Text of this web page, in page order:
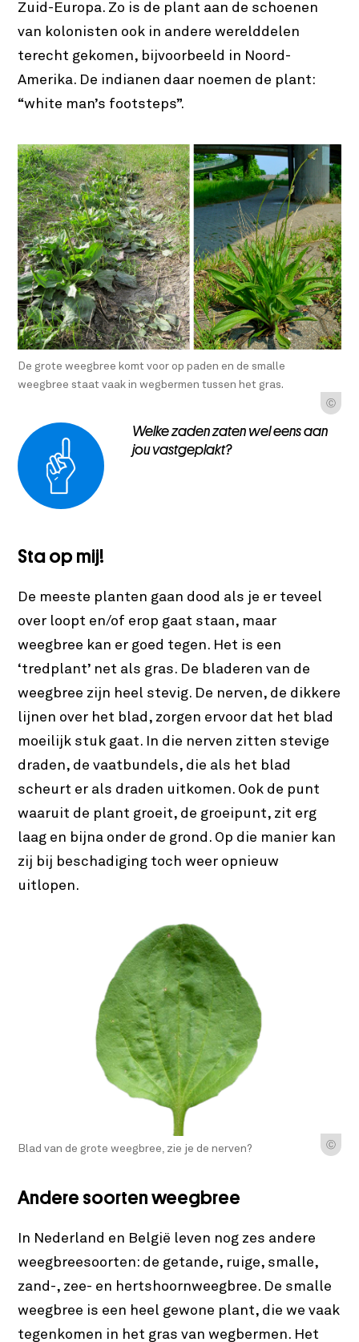
Zuid-Europa. Zo is de plant aan de schoenen
van kolonisten ook in andere werelddelen
terecht gekomen, bijvoorbeeld in Noord-
Amerika. De indianen daar noemen de plant:
“white man’s footsteps”.
De grote weegbree komt voor op paden en de smalle
weegbree staat vaak in wegbermen tussen het gras.
Ⓒ
Welke zaden zaten wel eens aan
jou vastgeplakt?
Sta op mij!
De meeste planten gaan dood als je er teveel
over loopt en/of erop gaat staan, maar
weegbree kan er goed tegen. Het is een
‘tredplant’ net als gras. De bladeren van de
weegbree zijn heel stevig. De nerven, de dikkere
lijnen over het blad, zorgen ervoor dat het blad
moeilijk stuk gaat. In die nerven zitten stevige
draden, de vaatbundels, die als het blad
scheurt er als draden uitkomen. Ook de punt
waaruit de plant groeit, de groeipunt, zit erg
laag en bijna onder de grond. Op die manier kan
zij bij beschadiging toch weer opnieuw
uitlopen.
Ⓒ
Blad van de grote weegbree, zie je de nerven?
Andere soorten weegbree
In Nederland en België leven nog zes andere
weegbreesoorten: de getande, ruige, smalle,
zand-, zee- en hertshoornweegbree. De smalle
weegbree is een heel gewone plant, die we vaak
tegenkomen in het gras van wegbermen. Het